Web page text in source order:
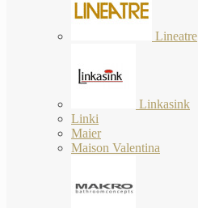
Lineatre
Linkasink
Linki
Maier
Maison Valentina